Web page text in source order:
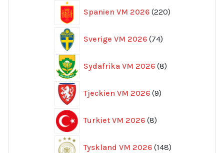
Spanien VM 2026 220
produkter
Sverige VM 2026 74
produkter
Sydafrika VM 2026 8
produkter
Tjeckien VM 2026 9
produkter
Turkiet VM 2026 8
produkter
Tyskland VM 2026 148